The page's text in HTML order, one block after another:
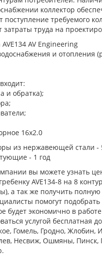
коллектор
поступление требуемого
затраты труда на
AV Engineering
и отопления
и обратка);
16х2.0
из нержавеющей стали -
- 1 год
вы можете узнать
AVE134-8 на 8
а так же получить
помогут
будет экономично в
услугой бесплатная
Гомель, Гродно,
Несвиж, Ошмяны, Пинск,